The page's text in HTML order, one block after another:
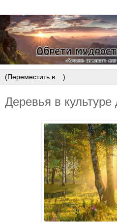
Деревья в культуре